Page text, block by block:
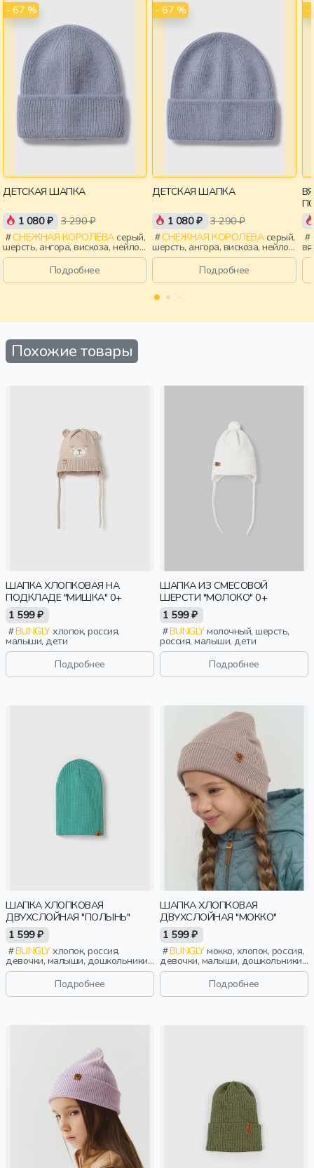
- 67 %
ДЕТСКАЯ ШАПКА
1 080 ₽ 3 290 ₽
СНЕЖНАЯ КОРОЛЕВАсерый,
шерсть, ангора, вискоза, нейлон,
зима, осень, россия, девочки,
Подробнее
- 67 %
ДЕТСКАЯ ШАПКА
1 080 ₽ 3 290 ₽
СНЕЖНАЯ КОРОЛЕВАсерый,
шерсть, ангора, вискоза, нейлон,
зима, осень, россия, мальчики,
Подробнее
-
Похожие товары
ШАПКА ХЛОПКОВАЯ НА
ПОДКЛАДЕ "МИШКА" 0+
1 599 ₽
BUNGLYхлопок, россия,
малыши, дети
Подробнее
ШАПКА ИЗ СМЕСОВОЙ
ШЕРСТИ "МОЛОКО" 0+
1 599 ₽
BUNGLYмолочный, шерсть,
россия, малыши, дети
Подробнее
ШАПКА ХЛОПКОВАЯ
ДВУХСЛОЙНАЯ "ПОЛЫНЬ"
1 599 ₽
BUNGLYхлопок, россия,
девочки, малыши, дошкольники,
дети
Подробнее
ШАПКА ХЛОПКОВАЯ
ДВУХСЛОЙНАЯ "МОККО"
1 599 ₽
BUNGLYмокко, хлопок, россия,
девочки, малыши, дошкольники,
дети
Подробнее